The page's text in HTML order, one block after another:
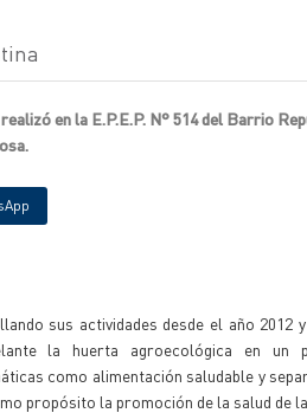
en la E.P.E.P. N° 514 del Barrio
sus actividades desde el año 2012
la huerta agroecológica en
como alimentación saludable y
propósito la promoción de la salud de